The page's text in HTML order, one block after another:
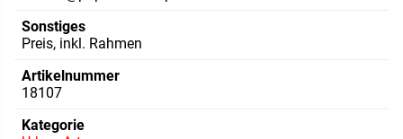
Sonstiges
Preis, inkl. Rahmen
Artikelnummer
18107
Kategorie